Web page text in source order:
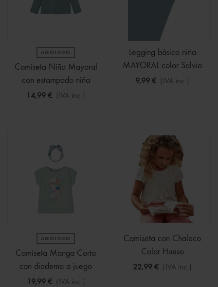
AGOTADO
Camiseta Niña Mayoral
con estampado niña
14,99 € (IVA inc.)
Legging básico niña
MAYORAL color Salvia
9,99 € (IVA inc.)
AGOTADO
Camiseta Manga Corta
con diadema a juego
19,99 € (IVA inc.)
Camiseta con Chaleco
Color Hueso
22,99 € (IVA inc.)